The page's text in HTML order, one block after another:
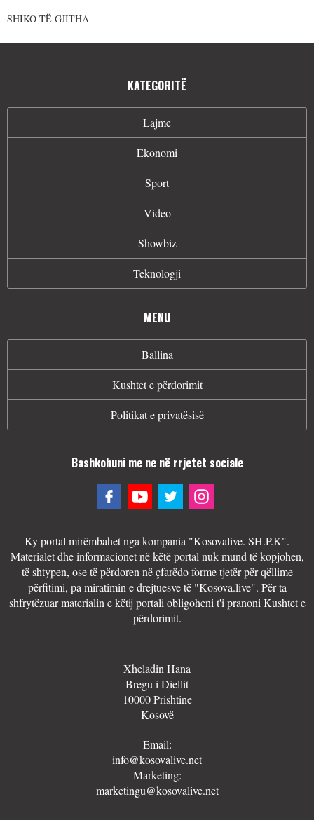
SHIKO TË GJITHA
KATEGORITË
Lajme
Ekonomi
Sport
Video
Showbiz
Teknologji
MENU
Ballina
Kushtet e përdorimit
Politikat e privatësisë
Bashkohuni me ne në rrjetet sociale
Ky portal mirëmbahet nga kompania "Kosovalive. SH.P.K".
Materialet dhe informacionet në këtë portal nuk mund të kopjohen,
të shtypen, ose të përdoren në çfarëdo forme tjetër për qëllime
përfitimi, pa miratimin e drejtuesve të "Kosova.live". Për ta
shfrytëzuar materialin e këtij portali obligoheni t'i pranoni Kushtet e
përdorimit.
Xheladin Hana
Bregu i Diellit
10000 Prishtine
Kosovë
Email:
info@kosovalive.net
Marketing:
marketingu@kosovalive.net